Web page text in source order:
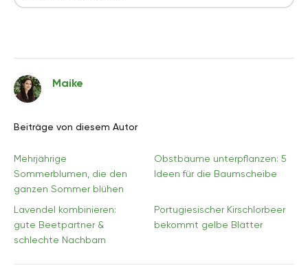
Maike
Beiträge von diesem Autor
Mehrjährige
Sommerblumen, die den
ganzen Sommer blühen
Obstbäume unterpflanzen: 5
Ideen für die Baumscheibe
Lavendel kombinieren:
gute Beetpartner &
schlechte Nachbarn
Portugiesischer Kirschlorbeer
bekommt gelbe Blätter